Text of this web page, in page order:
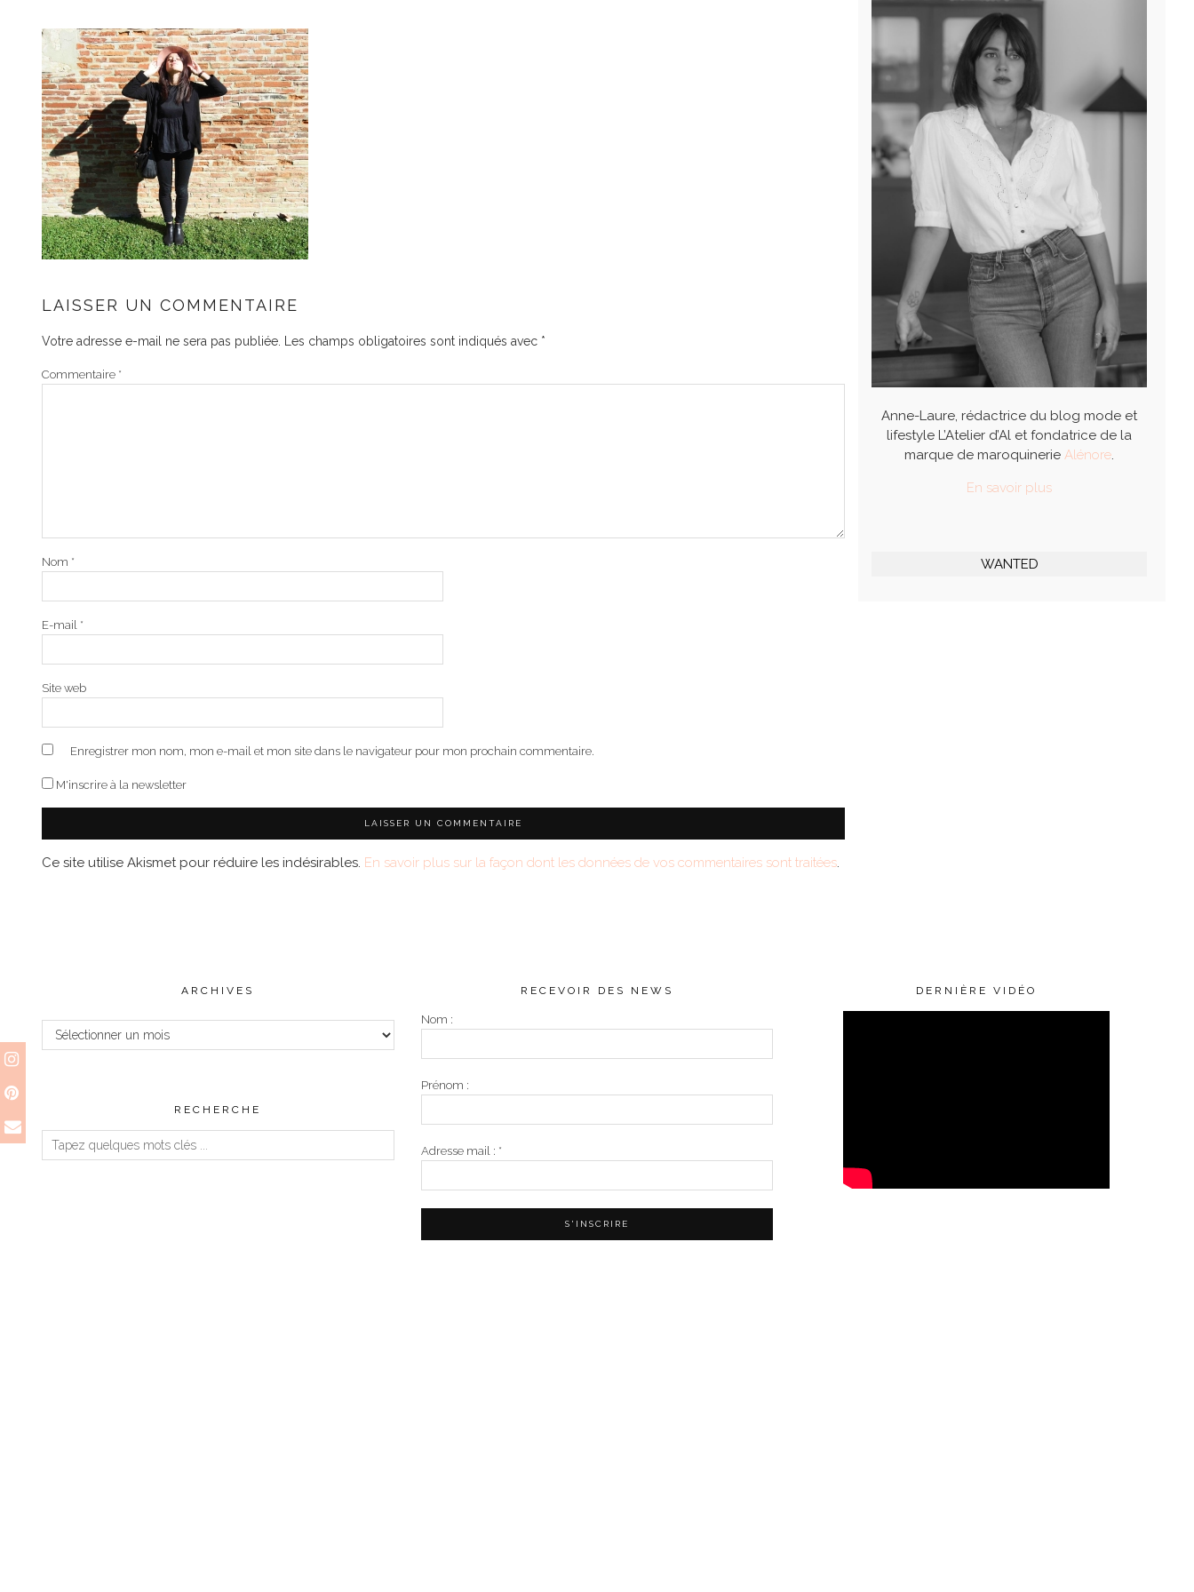
LAISSER UN COMMENTAIRE
Votre adresse e-mail ne sera pas publiée. Les champs obligatoires sont indiqués avec *
Commentaire *
Nom *
E-mail *
Site web
Enregistrer mon nom, mon e-mail et mon site dans le navigateur pour mon prochain commentaire.
M'inscrire à la newsletter
Ce site utilise Akismet pour réduire les indésirables. En savoir plus sur la façon dont les données de vos commentaires sont traitées.
Anne-Laure, rédactrice du blog mode et
lifestyle L’Atelier d’Al et fondatrice de la
marque de maroquinerieAlénore.
En savoir plus
WANTED
ARCHIVES
Archives
RECHERCHE
RECEVOIR DES NEWS
Nom :
Prénom :
Adresse mail : *
DERNIÈRE VIDÉO